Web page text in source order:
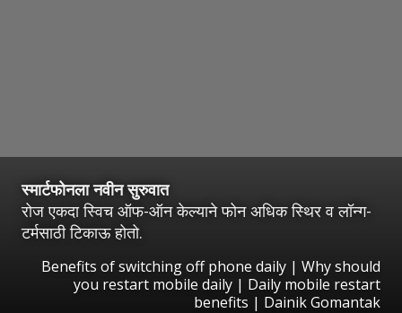
स्मार्टफोनला नवीन सुरुवात
रोज एकदा स्विच ऑफ-ऑन केल्याने फोन अधिक स्थिर व लॉन्ग-
टर्मसाठी टिकाऊ होतो.
Benefits of switching off phone daily | Why should
you restart mobile daily | Daily mobile restart
benefits | Dainik Gomantak